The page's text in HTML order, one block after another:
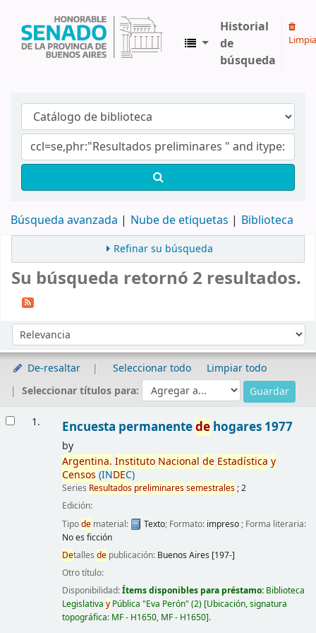
Historial
de
búsqueda
Búsqueda avanzada Nube de etiquetas Biblioteca
Refinar su búsqueda
Su búsqueda retornó 2 resultados.
Ordenar por:
De-resaltar Seleccionar todo
Limpiar todo
Seleccionar títulos para:
1. Encuesta permanentedehogares 1977
by
Argentina. Instituto Nacional de Estadística y
Censos (INDEC)
Series Resultados preliminaressemestrales; 2
Edición:
Tipodematerial: Texto; Formato: impreso ; Forma literaria:
No es ficción
Detalles depublicación: Buenos Aires [197-]
Otro título:
Disponibilidad:Ítems disponibles para préstamo: Biblioteca
Legislativa yPública "Eva Perón" (2) Ubicación, signatura
topográfica: MF - H1650, MF - H1650 .